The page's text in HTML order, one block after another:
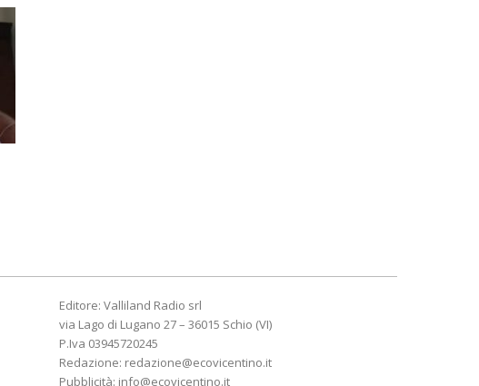
Editore: Valliland Radio srl
via Lago di Lugano 27 – 36015 Schio (VI)
P.Iva 03945720245
Redazione: redazione@ecovicentino.it
Pubblicità: info@ecovicentino.it